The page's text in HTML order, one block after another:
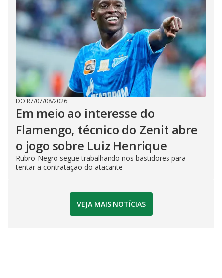
DO R7/07/08/2026
Em meio ao interesse do
Flamengo, técnico do Zenit abre
o jogo sobre Luiz Henrique
Rubro-Negro segue trabalhando nos bastidores para
tentar a contratação do atacante
VEJA MAIS NOTÍCIAS